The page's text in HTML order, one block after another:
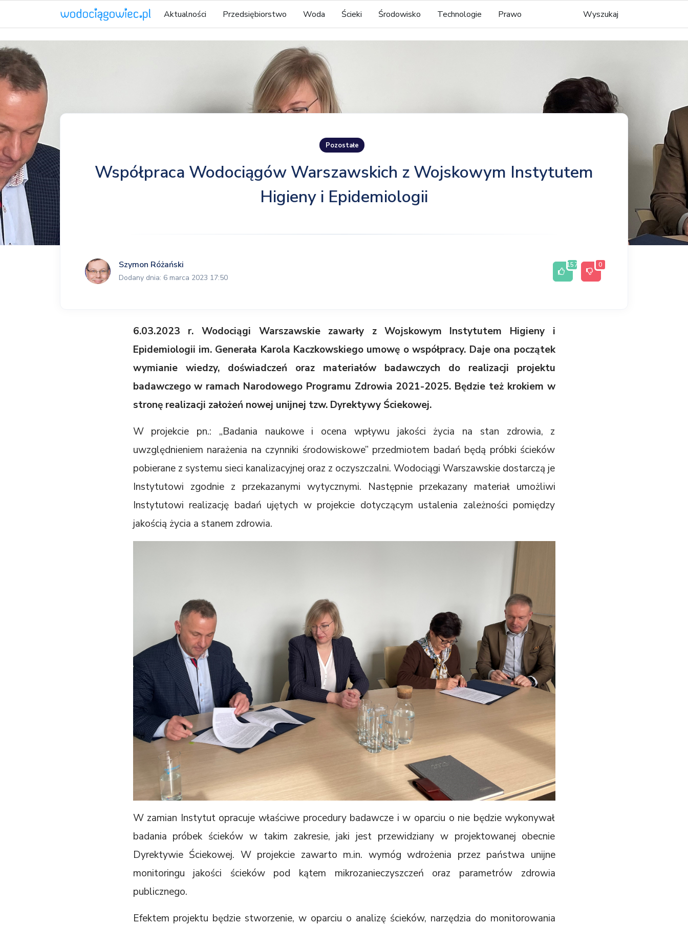
Aktualności Przedsiębiorstwo Woda Ścieki Środowisko Technologie Prawo Wyszukaj
Pozostałe
Współpraca Wodociągów Warszawskich z Wojskowym Instytutem
Higieny i Epidemiologii
Szymon Różański
Dodany dnia: 6 marca 2023 17:50
157 0
6.03.2023 r. Wodociągi Warszawskie zawarły z Wojskowym Instytutem Higieny i
Epidemiologii im. Generała Karola Kaczkowskiego umowę o współpracy. Daje ona początek
wymianie wiedzy, doświadczeń oraz materiałów badawczych do realizacji projektu
badawczego w ramach Narodowego Programu Zdrowia 2021-2025. Będzie też krokiem w
stronę realizacji założeń nowej unijnej tzw. Dyrektywy Ściekowej.
W projekcie pn.: „Badania naukowe i ocena wpływu jakości życia na stan zdrowia, z
uwzględnieniem narażenia na czynniki środowiskowe” przedmiotem badań będą próbki ścieków
pobierane z systemu sieci kanalizacyjnej oraz z oczyszczalni. Wodociągi Warszawskie dostarczą je
Instytutowi zgodnie z przekazanymi wytycznymi. Następnie przekazany materiał umożliwi
Instytutowi realizację badań ujętych w projekcie dotyczącym ustalenia zależności pomiędzy
jakością życia a stanem zdrowia.
W zamian Instytut opracuje właściwe procedury badawcze i w oparciu o nie będzie wykonywał
badania próbek ścieków w takim zakresie, jaki jest przewidziany w projektowanej obecnie
Dyrektywie Ściekowej. W projekcie zawarto m.in. wymóg wdrożenia przez państwa unijne
monitoringu jakości ścieków pod kątem mikrozanieczyszczeń oraz parametrów zdrowia
publicznego.
Efektem projektu będzie stworzenie, w oparciu o analizę ścieków, narzędzia do monitorowania